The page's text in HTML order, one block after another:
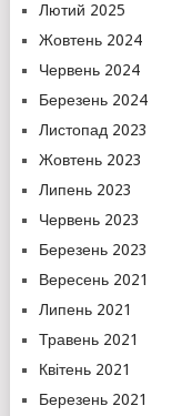
Лютий 2025
Жовтень 2024
Червень 2024
Березень 2024
Листопад 2023
Жовтень 2023
Липень 2023
Червень 2023
Березень 2023
Вересень 2021
Липень 2021
Травень 2021
Квітень 2021
Березень 2021